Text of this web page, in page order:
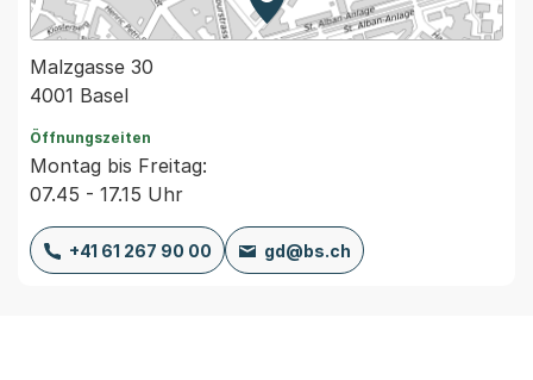
Zur Karte von MapBS.
Externer Link, wird in einem
Malzgasse 30
4001 Basel
Öffnungszeiten
Montag bis Freitag:
07.45 - 17.15 Uhr
+41 61 267 90 00 gd@bs.ch